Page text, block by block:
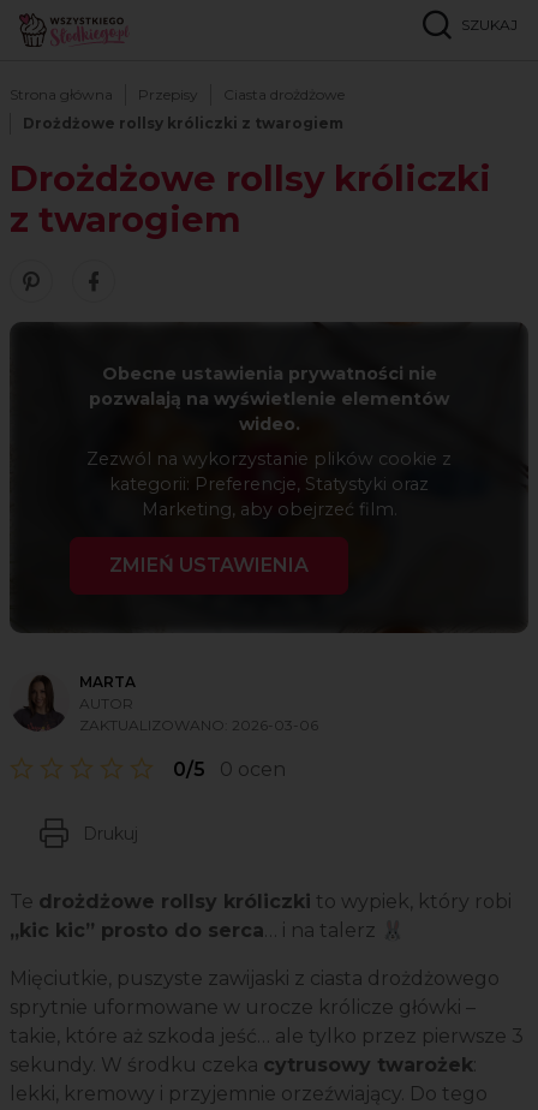
SZUKAJ
Strona główna Przepisy
Ciasta drożdżowe
Drożdżowe rollsy króliczki z twarogiem
Drożdżowe rollsy króliczki
z twarogiem
Zobacz nasze piny w serwisie Pinterest
Udostępnij ten przepis w serwisie Facebook
Obecne ustawienia prywatności nie
pozwalają na wyświetlenie elementów
wideo.
Zezwól na wykorzystanie plików cookie z
kategorii: Preferencje, Statystyki oraz
Marketing, aby obejrzeć film.
ZMIEŃ USTAWIENIA
MARTA
AUTOR
ZAKTUALIZOWANO: 2026-03-06
0/5 0 ocen
Drukuj
Te drożdżowe rollsy króliczki to wypiek, który robi
„kic kic” prosto do serca… i na talerz 🐰
Mięciutkie, puszyste zawijaski z ciasta drożdżowego
sprytnie uformowane w urocze królicze główki –
takie, które aż szkoda jeść… ale tylko przez pierwsze 3
sekundy. W środku czeka cytrusowy twarożek:
lekki, kremowy i przyjemnie orzeźwiający. Do tego